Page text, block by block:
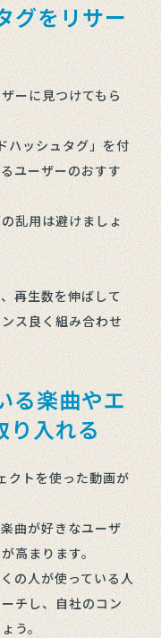
グをリサー
ーに見つけてもら
ハッシュタグ」を付
ユーザーのおすす
乱用は避けましょ
再生数を伸ばして
ス良く組み合わせ
る楽曲やエ
り入れる
クトを使った動画が
曲が好きなユーザ
高まります。
の人が使っている人
チし、自社のコン
う。